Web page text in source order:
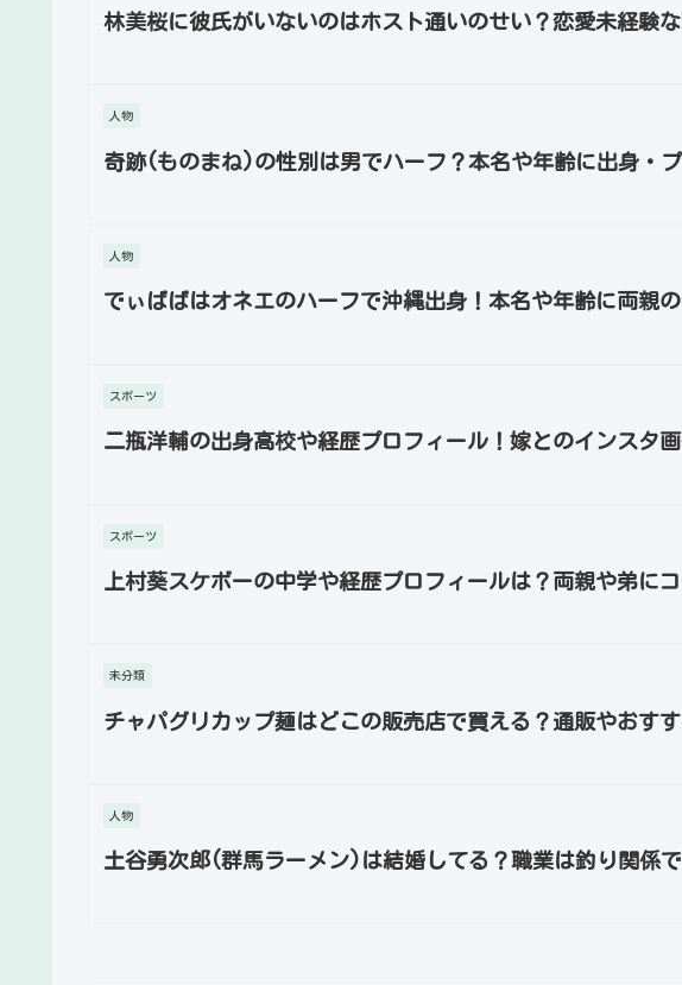
林美桜に彼氏がいないのはホスト通いのせい？恋愛未経験な
人物
奇跡(ものまね)の性別は男でハーフ？本名や年齢に出身・プ
人物
でぃばばはオネエのハーフで沖縄出身！本名や年齢に両親の
スポーツ
二瓶洋輔の出身高校や経歴プロフィール！嫁とのインスタ画
スポーツ
上村葵スケボーの中学や経歴プロフィールは？両親や弟に
未分類
チャパグリカップ麺はどこの販売店で買える？通販やおすす
人物
土谷勇次郎(群馬ラーメン)は結婚してる？職業は釣り関係で